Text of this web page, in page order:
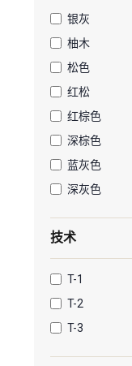
银灰
柚木
松色
红松
红棕色
深棕色
蓝灰色
深灰色
技术
T-1
T-2
T-3